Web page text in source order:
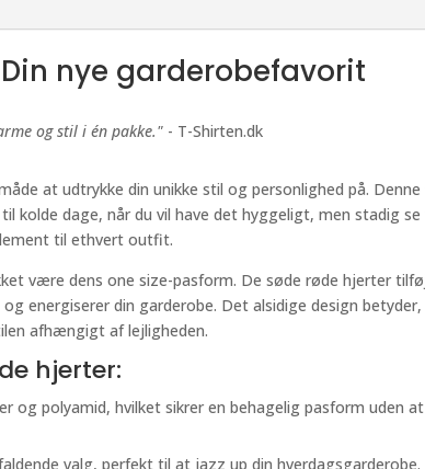
nye garderobefavorit
og stil i én pakke." - T-Shirten.dk
at udtrykke din unikke stil og personlighed på.
dage, når du vil have det hyggeligt, men stadig se
til ethvert outfit.
være dens one size-pasform. De søde røde hjerter
energiserer din garderobe. Det alsidige design
afhængigt af lejligheden.
hjerter:
og polyamid, hvilket sikrer en behagelig pasform uden
valg, perfekt til at jazz up din hverdagsgarderobe.